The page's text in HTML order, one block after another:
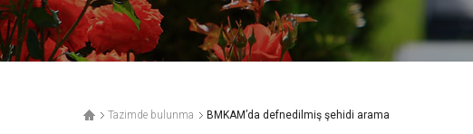
Tazimde bulunma BMKAM’da defnedilmiş şehidi arama